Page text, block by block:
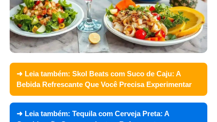
➜ Leia também: Skol Beats com Suco de Caju: A
Bebida Refrescante Que Você Precisa Experimentar
➜ Leia também: Tequila com Cerveja Preta: A